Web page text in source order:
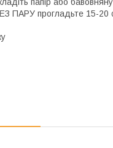
папір або
ПАРУ прогладьте 15-